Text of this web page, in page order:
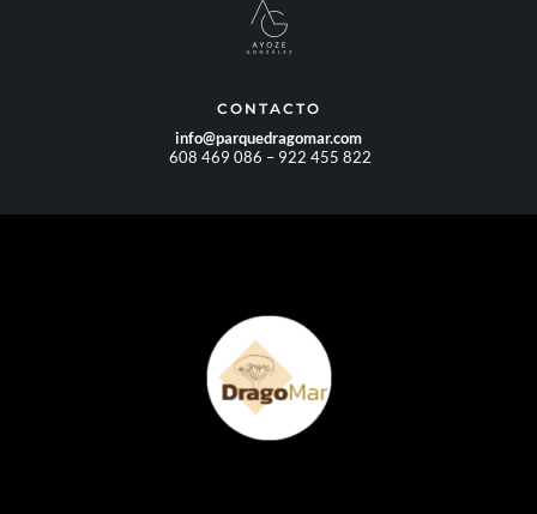
CONTACTO
info@parquedragomar.com
608 469 086 – 922 455 822